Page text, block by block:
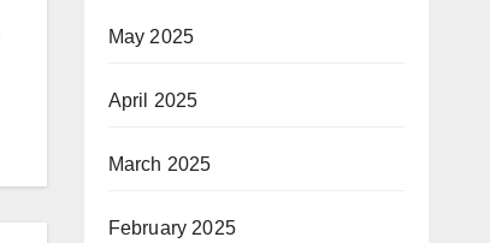
May 2025
April 2025
March 2025
February 2025